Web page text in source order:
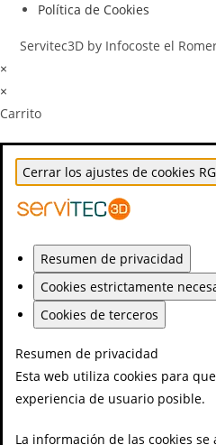
Política de Cookies
Servitec3D by Infocoste el
×
×
Carrito
Cerrar los ajustes de cookies
Resumen de privacidad
Cookies estrictamente
Cookies de terceros
Resumen de privacidad
Esta web utiliza cookies para
experiencia de usuario posible.
La información de las cookies